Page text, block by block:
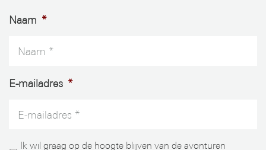
Naam *
E-mailadres *
Ik wil graag op de hoogte blijven van de avonturen